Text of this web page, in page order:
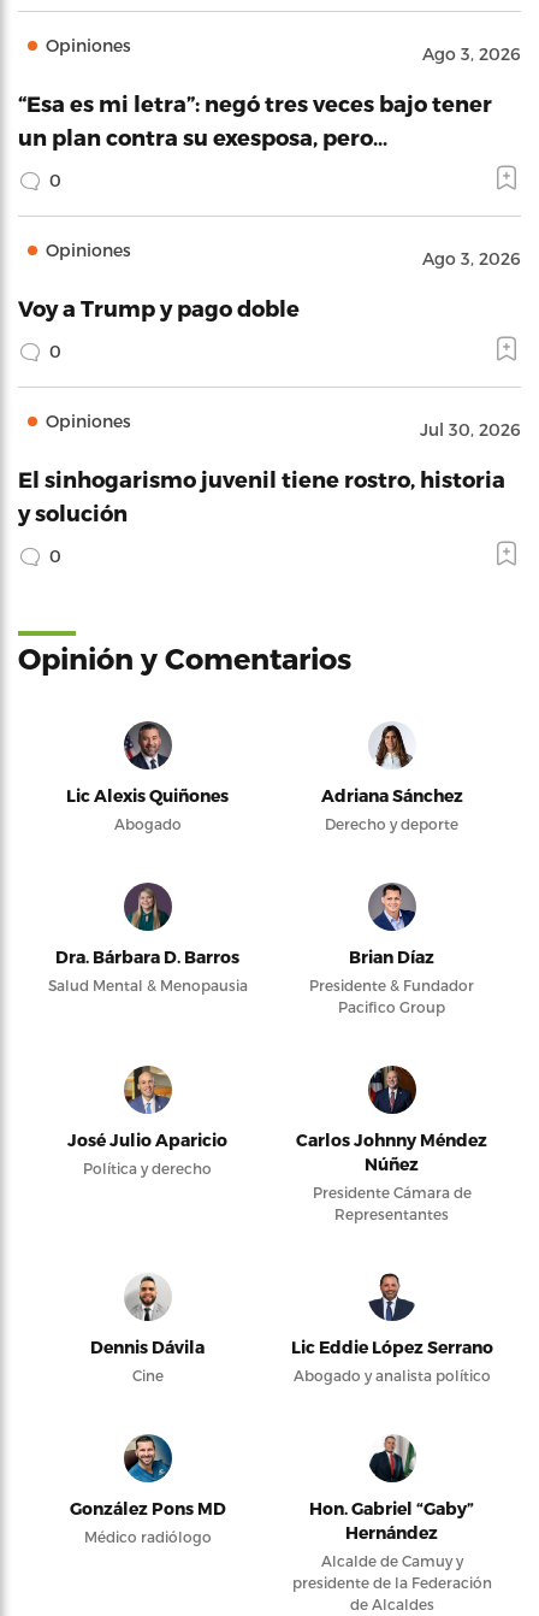
Opiniones Ago 3, 2026
“Esa es mi letra”: negó tres veces bajo tener
un plan contra su exesposa, pero…
0
Opiniones Ago 3, 2026
Voy a Trump y pago doble
0
Opiniones Jul 30, 2026
El sinhogarismo juvenil tiene rostro, historia
y solución
0
Opinión y Comentarios
Lic Alexis Quiñones
Abogado
Adriana Sánchez
Derecho y deporte
Dra. Bárbara D. Barros
Salud Mental & Menopausia
Brian Díaz
Presidente & Fundador
Pacifico Group
José Julio Aparicio
Política y derecho
Carlos Johnny Méndez
Núñez
Presidente Cámara de
Representantes
Dennis Dávila
Cine
Lic Eddie López Serrano
Abogado y analista político
González Pons MD
Médico radiólogo
Hon. Gabriel “Gaby”
Hernández
Alcalde de Camuy y
presidente de la Federación
de Alcaldes